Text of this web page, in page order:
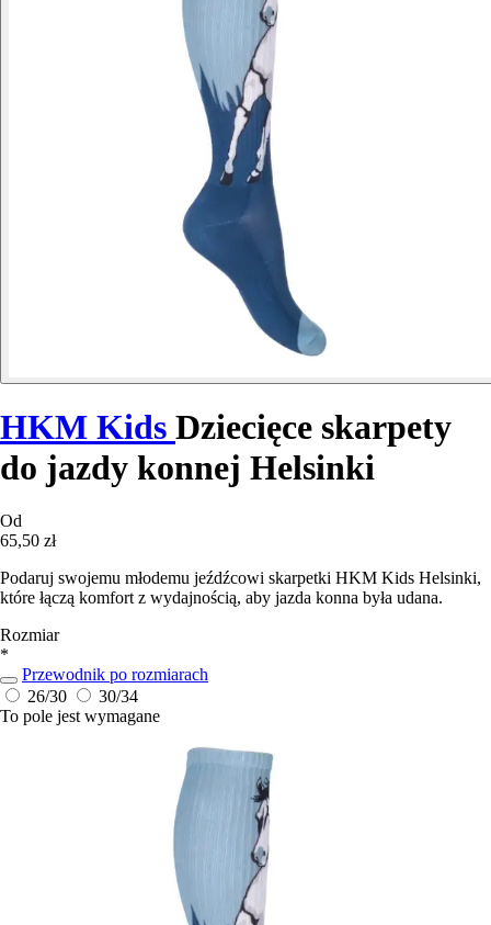
HKM Kids Dziecięce skarpety
do jazdy konnej Helsinki
Od
65,50 zł
Podaruj swojemu młodemu jeźdźcowi skarpetki HKM Kids Helsinki,
które łączą komfort z wydajnością, aby jazda konna była udana.
Rozmiar
*
Przewodnik po rozmiarach
26/30
30/34
To pole jest wymagane